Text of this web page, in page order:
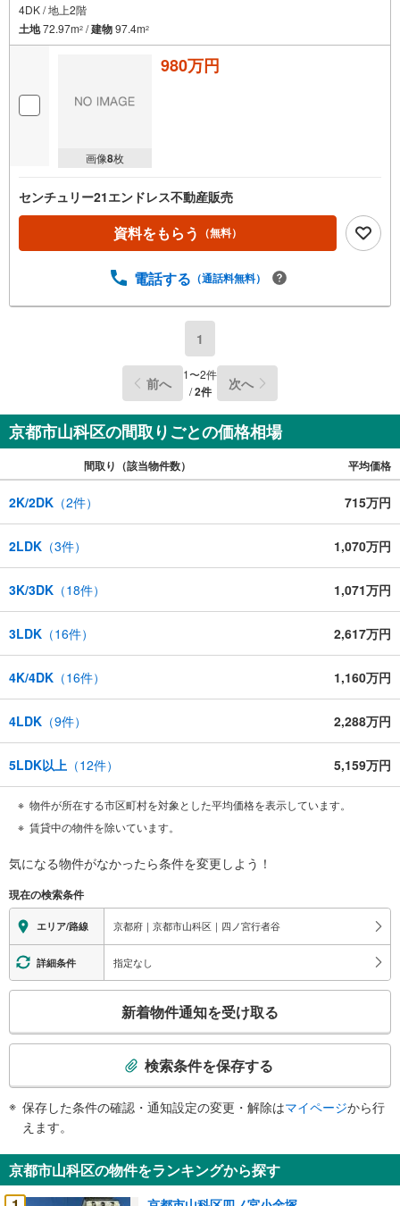
4DK / 地上2階
土地72.97m2 /建物97.4m2
画像8枚
980万円
センチュリー21エンドレス不動産販売
資料をもらう （無料）
電話する （通話料無料）
1
前へ 1〜2件
/2件 次へ
京都市山科区の間取りごとの価格相場
間取り（該当物件数） 平均価格
2K/2DK （2件） 715万円
2LDK （3件） 1,070万円
3K/3DK （18件） 1,071万円
3LDK （16件） 2,617万円
4K/4DK （16件） 1,160万円
4LDK （9件） 2,288万円
5LDK以上 （12件） 5,159万円
物件が所在する市区町村を対象とした平均価格を表示しています。
賃貸中の物件を除いています。
気になる物件がなかったら条件を変更しよう！
現在の検索条件
エリア/路線 京都府｜京都市山科区｜四ノ宮行者谷
詳細条件 指定なし
検
知
を
受
新着物件通知を受け取る
検索条件を保存する
保存した条件の確認・通知設定の変更・解除はマイページから行
えます。
京都市山科区の物件をランキングから探す